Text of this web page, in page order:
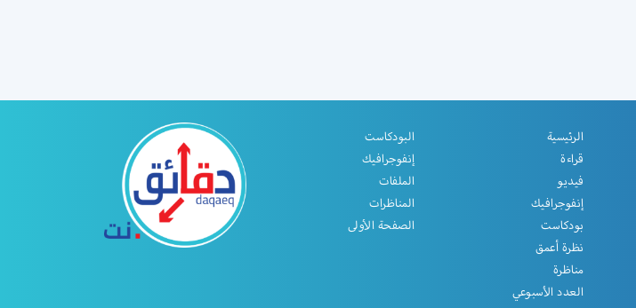
الرئيسية
قراءة
فيديو
إنفوجرافيك
بودكاست
نظرة أعمق
مناظرة
العدد الأسبوعي
البودكاست
إنفوجرافيك
الملفات
المناظرات
الصفحة الأولى